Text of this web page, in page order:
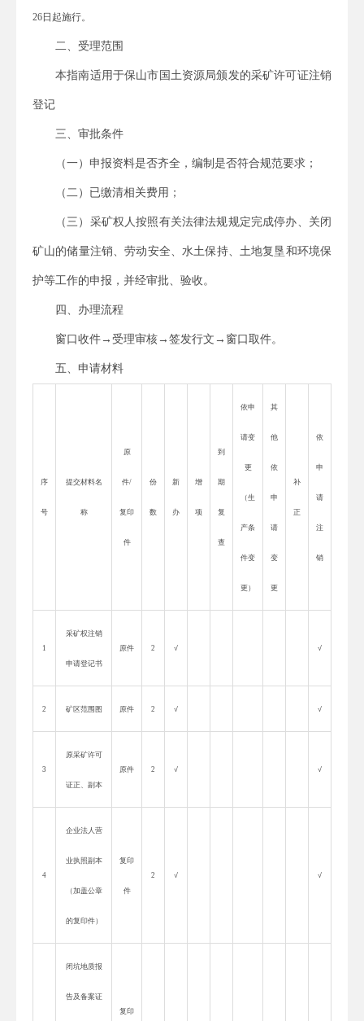
26日起施行。
二、受理范围
本指南适用于保山市国土资源局颁发的采矿许可证注销
登记
三、审批条件
（一）申报资料是否齐全，编制是否符合规范要求；
（二）已缴清相关费用；
（三）采矿权人按照有关法律法规规定完成停办、关闭
矿山的储量注销、劳动安全、水土保持、土地复垦和环境保
护等工作的申报，并经审批、验收。
四、办理流程
窗口收件→受理审核→签发行文→窗口取件。
五、 申请材料
序
号
提交材料名
称
原
件/
复印
件
份
数
新
办
增
项
到
期
复
查
依申
请变
更
（生
产条
件变
更）
其
他
依
申
请
变
更
补
正
依
申
请
注
销
1
采矿权注销
申请登记书
原件 2 √ √
2 矿区范围图 原件 2 √ √
3
原采矿许可
证正、副本
原件 2 √ √
4
企业法人营
业执照副本
（加盖公章
的复印件）
复印
件
2 √ √
闭坑地质报
告及备案证
复印